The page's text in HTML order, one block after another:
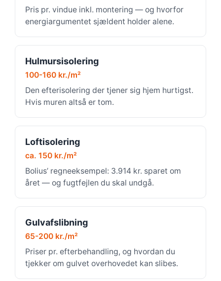
Pris pr. vindue inkl. montering — og hvorfor
energiargumentet sjældent holder alene.
Hulmursisolering
100-160 kr./m²
Den efterisolering der tjener sig hjem hurtigst.
Hvis muren altså er tom.
Loftisolering
ca. 150 kr./m²
Bolius’ regneeksempel: 3.914 kr. sparet om
året — og fugtfejlen du skal undgå.
Gulvafslibning
65-200 kr./m²
Priser pr. efterbehandling, og hvordan du
tjekker om gulvet overhovedet kan slibes.